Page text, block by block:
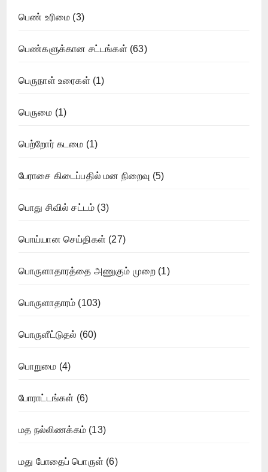
பெண் உரிமை (3)
பெண்களுக்கான சட்டங்கள் (63)
பெருநாள் உரைகள் (1)
பெருமை (1)
பெற்றோர் கடமை (1)
பேராசை கிடைப்பதில் மன நிறைவு (5)
பொது சிவில் சட்டம் (3)
பொய்யான செய்திகள் (27)
பொருளாதாரத்தை அணுகும் முறை (1)
பொருளாதாரம் (103)
பொருளீட்டுதல் (60)
பொறுமை (4)
போராட்டங்கள் (6)
மத நல்லிணக்கம் (13)
மது போதைப் பொருள் (6)